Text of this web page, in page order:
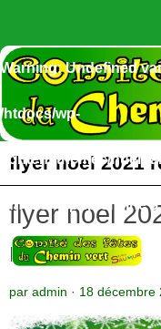
Warning: Undefined
/htdocs/wp-
content/themes/
functions.php on line
flyer noel 2021
flyer noel
réduit
par admin · 18 décembre